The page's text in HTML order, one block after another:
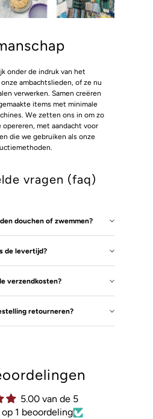
onder de indruk van het
onze ambachtslieden, of ze nu
verwerken. Samen creëren
items met minimale
We zetten ons in om zo
met aandacht voor
die we gebruiken als onze
vragen (faq)
douchen of zwemmen?
de levertijd?
verzendkosten?
retourneren?
5.00 van de 5
1 beoordeling